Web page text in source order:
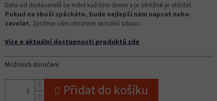
Data od dodavatelů se mění každým dnem a je obtížné je uhlídat.
Pokud na zboží spěcháte, bude nejlepší nám napsat nebo
zavolat. Zjistíme vám obratem aktuální situaci.
Více o aktuální dostupnosti produktů zde
Možnosti doručení
Přidat do košíku